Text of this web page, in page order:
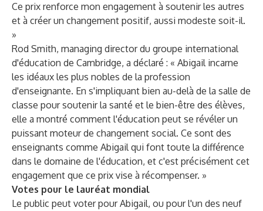
Ce prix renforce mon engagement à soutenir les autres
et à créer un changement positif, aussi modeste soit-il.
»
Rod Smith, managing director du groupe international
d'éducation de Cambridge, a déclaré : « Abigail incarne
les idéaux les plus nobles de la profession
d'enseignante. En s'impliquant bien au-delà de la salle de
classe pour soutenir la santé et le bien-être des élèves,
elle a montré comment l'éducation peut se révéler un
puissant moteur de changement social. Ce sont des
enseignants comme Abigail qui font toute la différence
dans le domaine de l'éducation, et c'est précisément cet
engagement que ce prix vise à récompenser. »
Votes pour le lauréat mondial
Le public peut voter pour Abigail, ou pour l'un des neuf